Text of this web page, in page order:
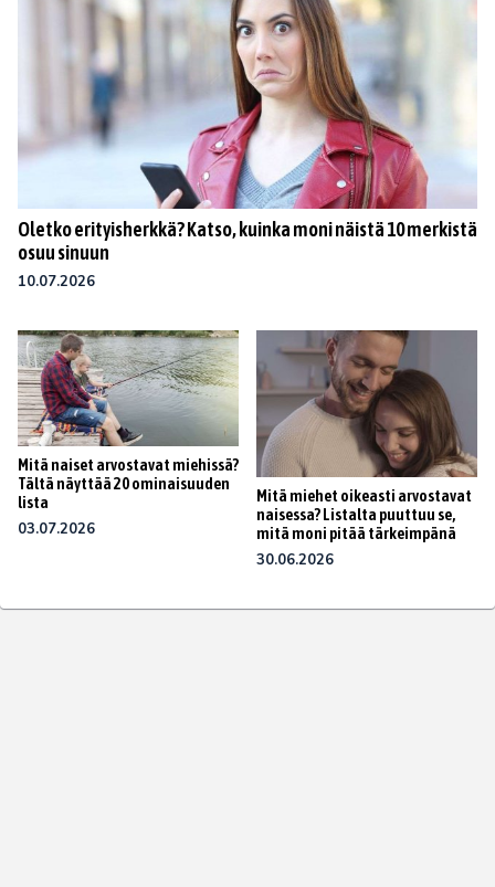
Oletko erityisherkkä? Katso, kuinka moni näistä 10 merkistä
osuu sinuun
10.07.2026
Mitä naiset arvostavat miehissä?
Tältä näyttää 20 ominaisuuden
lista
03.07.2026
Mitä miehet oikeasti arvostavat
naisessa? Listalta puuttuu se,
mitä moni pitää tärkeimpänä
30.06.2026